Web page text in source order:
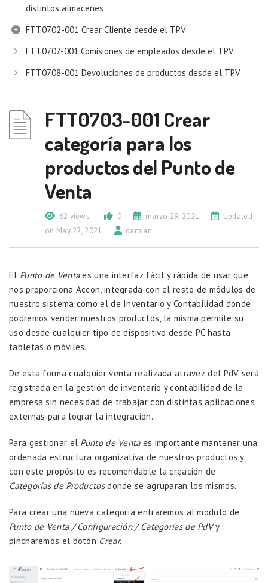
distintos almacenes
FTT0702-001 Crear Cliente desde el TPV
FTT0707-001 Comisiones de empleados desde el TPV
FTT0708-001 Devoluciones de productos desde el TPV
FTT0703-001 Crear
categoría para los
productos del Punto de
Venta
62 views 0 marzo 29, 2021
Updated
on May 22, 2021
damian
El Punto de Ventaes una interfaz fácil y rápida de usar que
nos proporciona Accon, integrada con el resto de módulos de
nuestro sistema como el de Inventario y Contabilidad donde
podremos vender nuestros productos, la misma permite su
uso desde cualquier tipo de dispositivo desde PC hasta
tabletas o móviles.
De esta forma cualquier venta realizada atravez del PdV será
registrada en la gestión de inventario y contabilidad de la
empresa sin necesidad de trabajar con distintas aplicaciones
externas para lograr la integración.
Para gestionar el Punto de Ventaes importante mantener una
ordenada estructura organizativa de nuestros productos y
con este propósito es recomendable la creación de
Categorías de Productosdonde se agruparan los mismos.
Para crear una nueva categoría entraremos al modulo de
Punto de Venta / Configuración / Categorías de PdVy
pincharemos el botón Crear.